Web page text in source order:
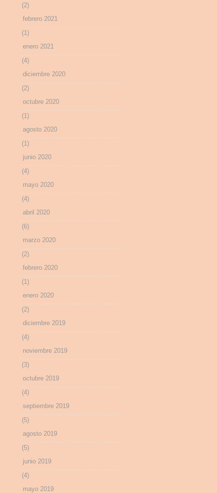
(2)
febrero 2021
(1)
enero 2021
(4)
diciembre 2020
(2)
octubre 2020
(1)
agosto 2020
(1)
junio 2020
(4)
mayo 2020
(4)
abril 2020
(6)
marzo 2020
(2)
febrero 2020
(1)
enero 2020
(2)
diciembre 2019
(4)
noviembre 2019
(3)
octubre 2019
(4)
septiembre 2019
(5)
agosto 2019
(5)
junio 2019
(4)
mayo 2019